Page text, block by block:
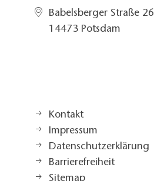
Babelsberger Straße 26
14473 Potsdam
Kontakt
Impressum
Datenschutzerklärung
Barrierefreiheit
Sitemap